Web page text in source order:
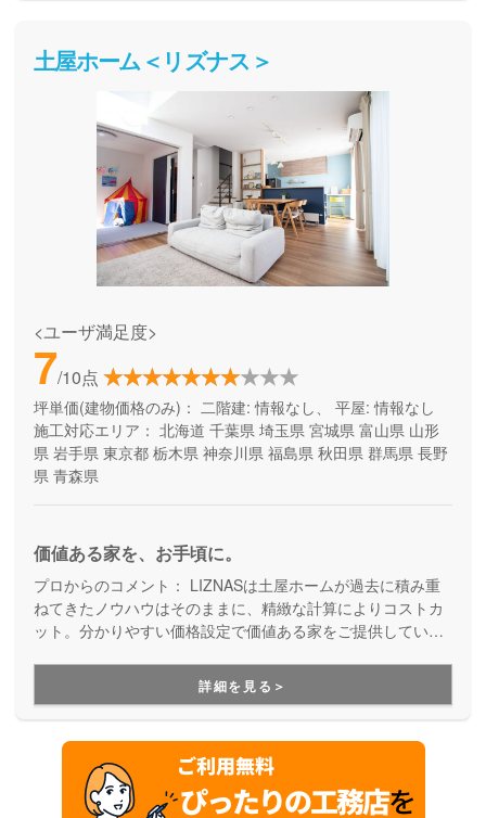
土屋ホーム＜リズナス＞
<ユーザ満足度>
7/10点
坪単価(建物価格のみ)： 二階建: 情報なし、 平屋: 情報なし
施工対応エリア： 北海道 千葉県 埼玉県 宮城県 富山県 山形
県 岩手県 東京都 栃木県 神奈川県 福島県 秋田県 群馬県 長野
県 青森県
価値ある家を、お手頃に。
プロからのコメント： LIZNASは土屋ホームが過去に積み重
ねてきたノウハウはそのままに、精緻な計算によりコストカ
ット。分かりやすい価格設定で価値ある家をご提供していま
はぴったりの建築会社です。詳細を見る＞